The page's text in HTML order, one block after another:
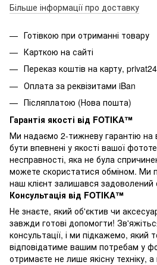
Більше інформації про доставку
Готівкою при отриманні товару
Карткою на сайті
Переказ коштів на карту,
Оплата за реквізитами iBan
Післяплатою (Нова пошта)
Гарантія якості від FOTIKA™
Ми надаємо 2-тижневу гарантію на
бути впевнені у якості вашої
несправності, яка не була
можете скористатися обміном. Ми
наш клієнт залишався задоволений
Консультація від FOTIKA™
Не знаєте, який об'єктив чи
завжди готові допомогти!
консультації, і ми підкажемо, який
відповідатиме вашим потребам у
отримаєте не лише якісну техніку,